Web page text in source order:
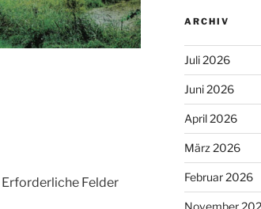
Erforderliche Felder
ARCHIV
Juli 2026
Juni 2026
April 2026
März 2026
Februar 2026
November